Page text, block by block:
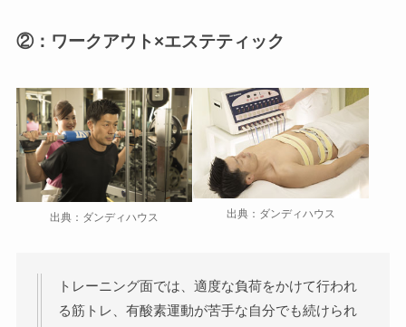
②：ワークアウト×エステティック
出典：ダンディハウス 出典：ダンディハウス
トレーニング面では、適度な負荷をかけて行われ
る筋トレ、有酸素運動が苦手な自分でも続けられ